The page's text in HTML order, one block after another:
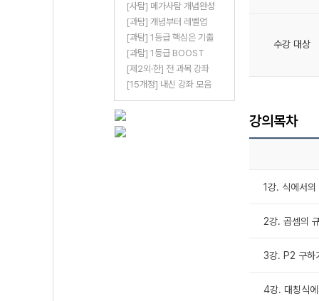
[사탐] 메가사탐 개념완성
[과탐] 개념부터 레벨업
[과탐] 1등급 핵심은 기출
[과탐] 1등급 BOOST
[제2외·한] 전 과목 강좌
[15개정] 내신 강좌 모음
수강 대상
강의목차
1강. 식에서의
2강. 곱셈의
3강. P2 구하
4강. 대칭식